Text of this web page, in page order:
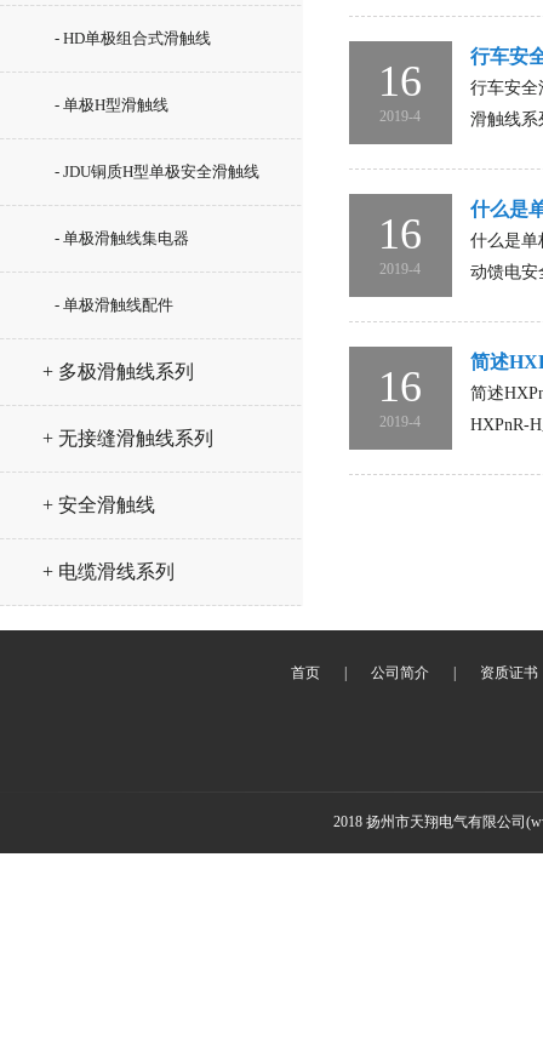
- HD单极组合式滑触线
- 单极H型滑触线
- JDU铜质H型单极安全滑触线
- 单极滑触线集电器
- 单极滑触线配件
+ 多极滑触线系列
+ 无接缝滑触线系列
+ 安全滑触线
+ 电缆滑线系列
16
2019-4
行车安
行车安全
滑触线系
16
2019-4
什么是
什么是单
动馈电安
16
2019-4
简述
简述
HXPnR-
首页 公司简介 资质证书
2018 扬州市天翔电气有限公司